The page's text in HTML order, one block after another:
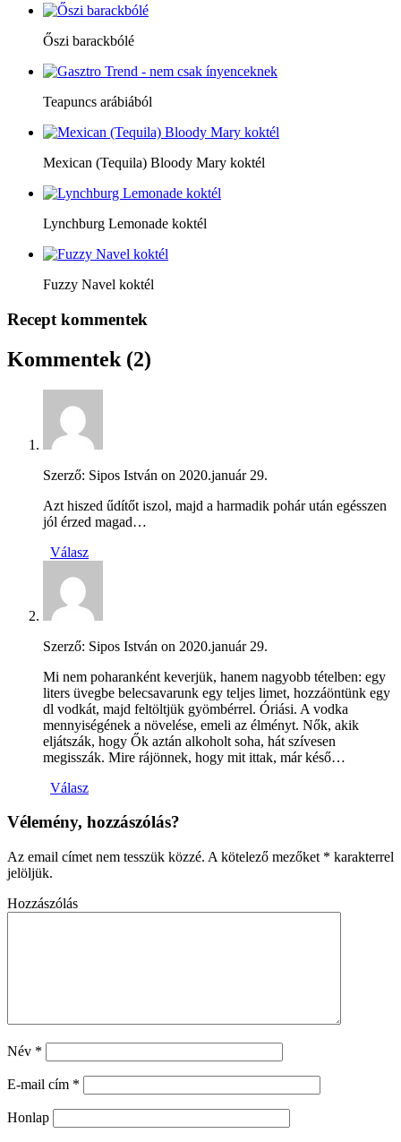
Őszi barackbólé
Teapuncs arábiából
Mexican (Tequila) Bloody Mary koktél
Lynchburg Lemonade koktél
Fuzzy Navel koktél
Recept kommentek
Kommentek (2)
Szerző: Sipos István on 2020.január 29.
Azt hiszed űdítőt iszol, majd a harmadik pohár után egésszen
jól érzed magad…
Válasz
Szerző: Sipos István on 2020.január 29.
Mi nem poharanként keverjük, hanem nagyobb tételben: egy
liters üvegbe belecsavarunk egy teljes limet, hozzáöntünk egy
dl vodkát, majd feltöltjük gyömbérrel. Óriási. A vodka
mennyiségének a növelése, emeli az élményt. Nők, akik
eljátszák, hogy Ők aztán alkoholt soha, hát szívesen
megisszák. Mire rájönnek, hogy mit ittak, már késő…
Válasz
Vélemény, hozzászólás?
Az email címet nem tesszük közzé. A kötelező mezőket * karakterrel
jelöljük.
Hozzászólás
Név *
E-mail cím *
Honlap